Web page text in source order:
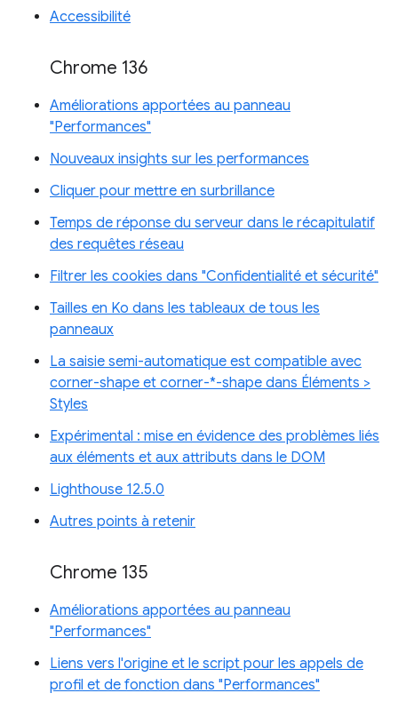
Accessibilité
Chrome 136
Améliorations apportées au panneau
"Performances"
Nouveaux insights sur les performances
Cliquer pour mettre en surbrillance
Temps de réponse du serveur dans le récapitulatif
des requêtes réseau
Filtrer les cookies dans "Confidentialité et sécurité"
Tailles en Ko dans les tableaux de tous les
panneaux
La saisie semi-automatique est compatible avec
corner-shape et corner-*-shape dans Éléments >
Styles
Expérimental : mise en évidence des problèmes liés
aux éléments et aux attributs dans le DOM
Lighthouse 12.5.0
Autres points à retenir
Chrome 135
Améliorations apportées au panneau
"Performances"
Liens vers l'origine et le script pour les appels de
profil et de fonction dans "Performances"